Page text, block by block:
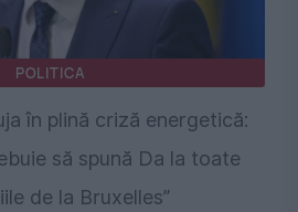
POLITICA
în plină criză energetică:
să spună Da la toate
de la Bruxelles”